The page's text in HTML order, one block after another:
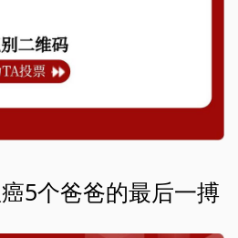
5个爸爸的最后一搏